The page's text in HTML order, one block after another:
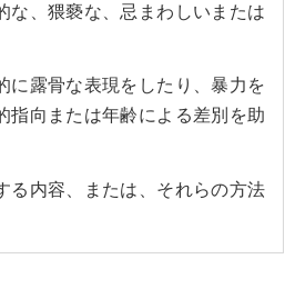
な、猥褻な、忌まわしいまたは
に露骨な表現をしたり、暴力を
指向または年齢による差別を助
る内容、または、それらの方法